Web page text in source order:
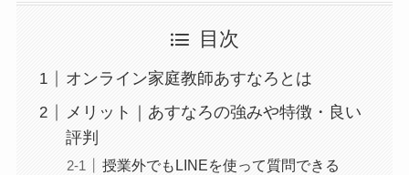
目次
オンライン家庭教師あすなろとは
メリット｜あすなろの強みや特徴・良い
評判
授業外でもLINEを使って質問できる